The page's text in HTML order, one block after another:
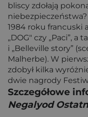
bliscy zdołają
1984 roku francuski
„DOG" czy „Paci”, a
i „Belleville story”
Malherbe). W
zdobył kilka
dwie nagrody
Szczegółowe
Negalyod